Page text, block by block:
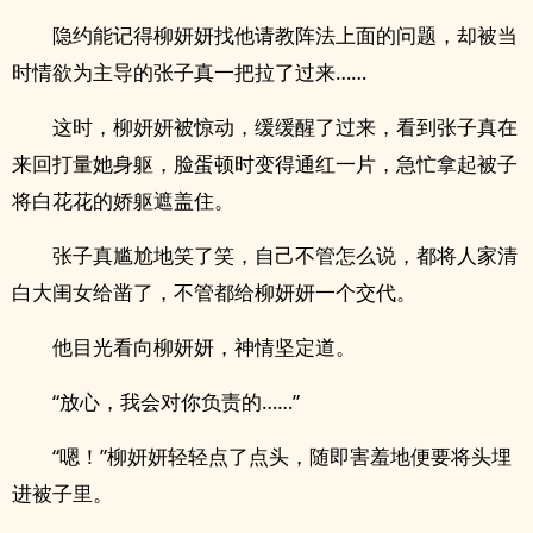
隐约能记得柳妍妍找他请教阵法上面的问题，却被当
时‎情­‌​欲‎为主导的张子真一把拉了过来……
这时，柳妍妍被惊动，缓缓醒了过来，看到张子真在
来回打量她身躯，脸蛋顿时变得通红一片，急忙拿起被子
将白花花的娇躯遮盖住。
张子真尴尬地笑了笑，自己不管怎么说，都将人家清
白大闺女给凿了，不管都给柳妍妍一个交代。
他目光看向柳妍妍，神情坚定道。
“放心，我会对你负责的……”
“嗯！”柳妍妍轻轻点了点头，随即害羞地便要将头埋
进被子里。